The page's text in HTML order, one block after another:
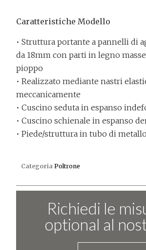
Caratteristiche Modello
• Struttura portante a pannelli di
da 18mm con parti in legno
pioppo
• Realizzato mediante nastri
meccanicamente
• Cuscino seduta in espanso
• Cuscino schienale in espanso
• Piede/struttura in tubo di
Categoria Poltrone
Richiedi le
optional al